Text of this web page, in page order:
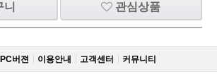
니 관심상품
PC버젼 이용안내 고객센터 커뮤니티